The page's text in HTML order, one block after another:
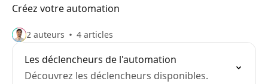
Créez votre automation
2 auteurs 4 articles
Les déclencheurs de l'automation
Découvrez les déclencheurs disponibles.